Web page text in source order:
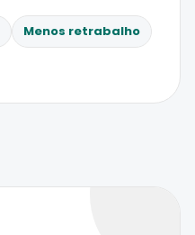
Menos retrabalho